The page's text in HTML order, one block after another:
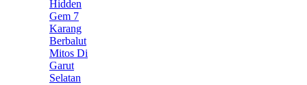
Hidden
Gem 7
Karang
Berbalut
Mitos Di
Garut
Selatan